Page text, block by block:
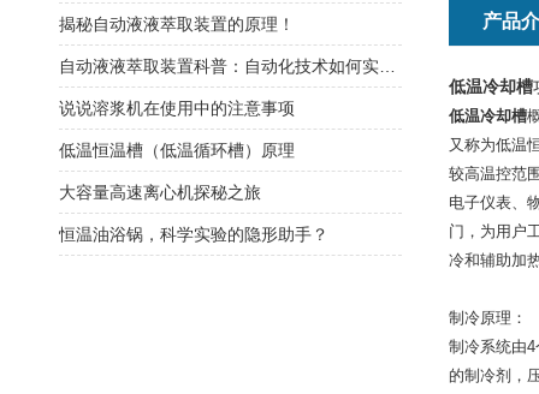
产品
低温冷却槽
低温冷却槽
又称为低温
较高温控范
电子仪表、
门，为用户
冷和辅助加
制冷原理：
制冷系统由
的制冷剂，
揭秘自动液液萃取装置的原理！
说说溶浆机在使用中的注意事项
低温恒温槽（低温循环槽）原理
大容量高速离心机探秘之旅
恒温油浴锅，科学实验的隐形助手？